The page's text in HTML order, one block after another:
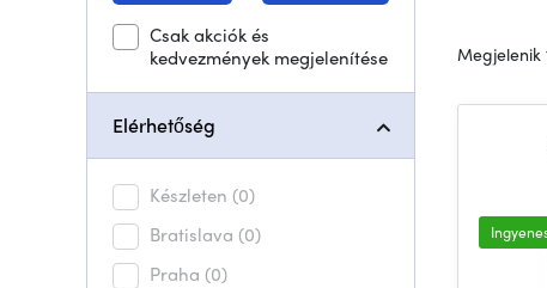
Csak akciók és
kedvezmények megjelenítése
Elérhetőség
Készleten (0)
Bratislava (0)
Praha (0)
Megjelenik